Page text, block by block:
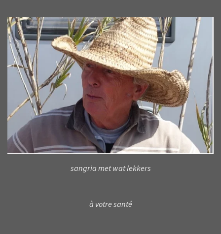
sangria met wat lekkers
à votre santé